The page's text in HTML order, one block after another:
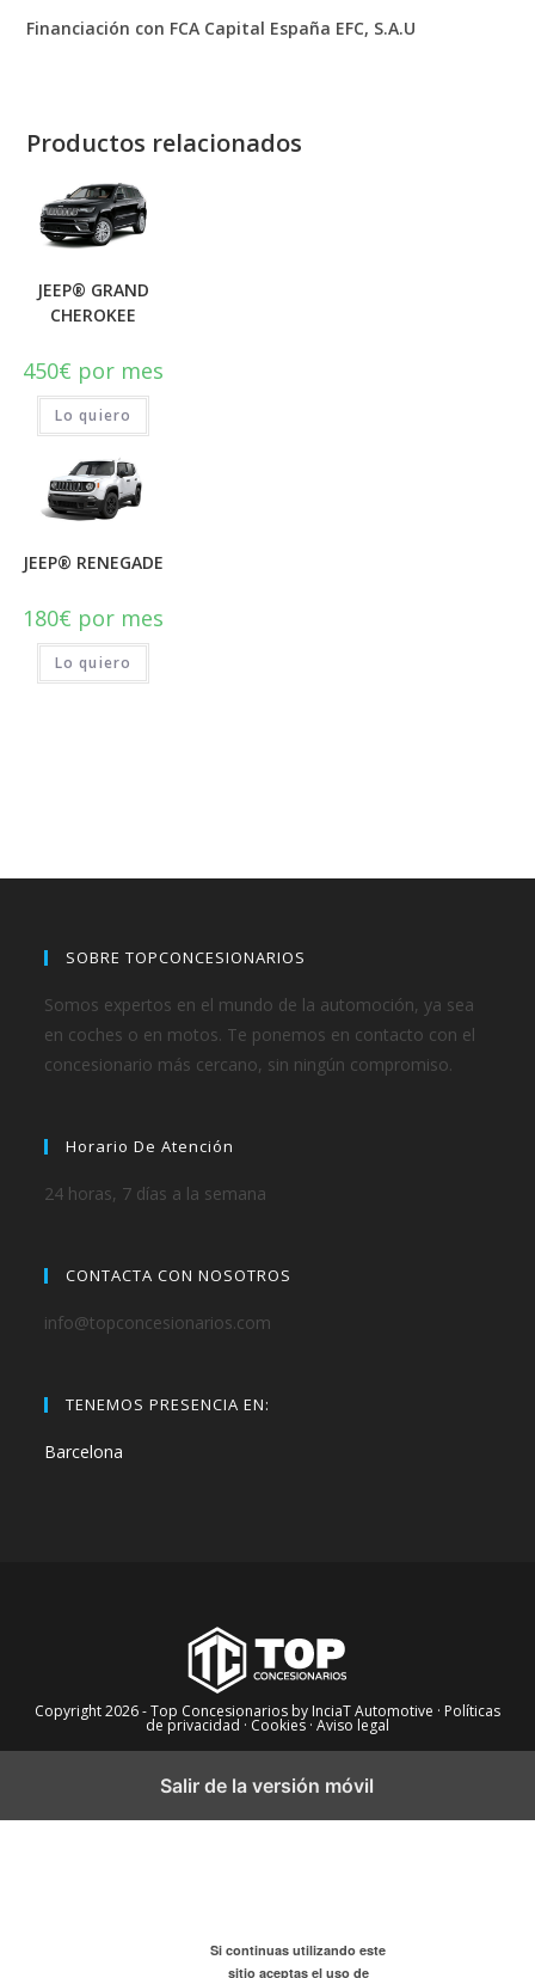
Financiación con FCA Capital España EFC, S.A.U
Productos relacionados
JEEP® GRAND
CHEROKEE
450€ por mes
Lo quiero
JEEP® RENEGADE
180€ por mes
Lo quiero
SOBRE TOPCONCESIONARIOS
Somos expertos en el mundo de la automoción, ya sea
en coches o en motos. Te ponemos en contacto con el
concesionario más cercano, sin ningún compromiso.
Horario De Atención
24 horas, 7 días a la semana
CONTACTA CON NOSOTROS
info@topconcesionarios.com
TENEMOS PRESENCIA EN:
Barcelona
Copyright 2026 - Top Concesionarios by InciaT Automotive · Políticas
de privacidad · Cookies · Aviso legal
Salir de la versión móvil
Si continuas utilizando este
sitio aceptas el uso de